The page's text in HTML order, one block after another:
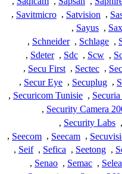
,
Satvision
,
Savitmicro
,
,
Sayus
,
,
Schlage
,
Schneider
,
,
Scw
,
Sdc
,
Sdeter
,
,
Sectec
,
Secu First
,
,
Secuplug
,
Secur Eye
,
,
Securicom Tunisie
,
Security Camera
,
,
Security Labs
,
,
Seecam
,
Seecom
,
,
Seetong
,
Sefica
,
Seif
,
Selea
,
Semac
,
Senao
,